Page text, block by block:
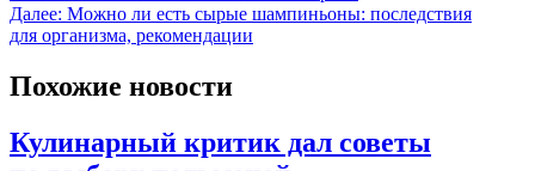
Далее: Можно ли есть сырые шампиньоны: последствия
для организма, рекомендации
Похожие новости
Кулинарный критик дал советы